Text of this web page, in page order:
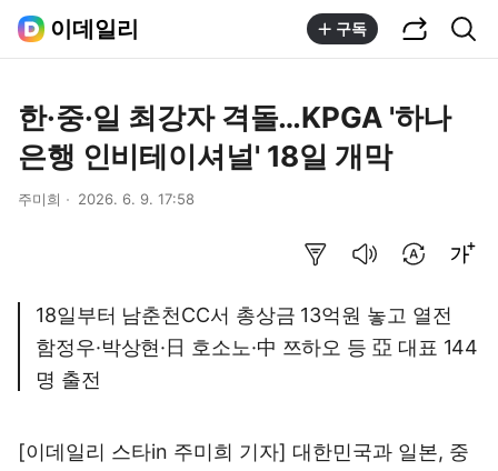
이데일리 구독
한·중·일 최강자 격돌…KPGA '하나
은행 인비테이셔널' 18일 개막
주미희 2026. 6. 9. 17:58
18일부터 남춘천CC서 총상금 13억원 놓고 열전
함정우·박상현·日 호소노·中 쯔하오 등 亞 대표 144
명 출전
[이데일리 스타in 주미희 기자] 대한민국과 일본, 중